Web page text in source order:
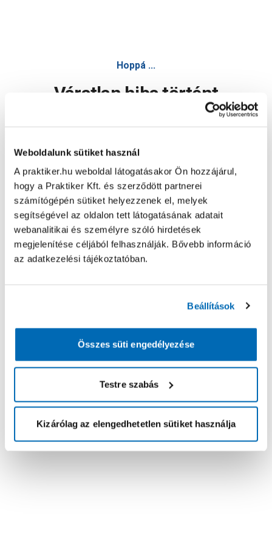
Weboldalunk sütiket használ
A praktiker.hu weboldal látogatásakor Ön hozzájárul,
hogy a Praktiker Kft. és szerződött partnerei
számítógépén sütiket helyezzenek el, melyek
segítségével az oldalon tett látogatásának adatait
webanalitikai és személyre szóló hirdetések
megjelenítése céljából felhasználják. Bővebb információ
az adatkezelési tájékoztatóban.
Beállítások
Összes süti engedélyezése
Testre szabás
Kizárólag az elengedhetetlen sütiket használja
Hoppá ...
Váratlan hiba történt
Oldal újratöltése